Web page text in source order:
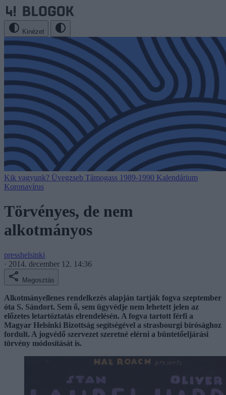
Kinézet
Kik vagyunk? Üvegzseb Támogass 1989-1990 Kalendárium
Koronavírus
Törvényes, de nem
alkotmányos
presshelsinki
· 2014. december 12. 14:36
Megosztás
Alkotmányellenes rendelkezés alapján tartják fogva szeptember
óta S. Sándort. Sem ő, sem ügyvédje nem lehetett jelen az
előzetes letartóztatás elrendelésén. A fogva tartott férfi a
Magyar Helsinki Bizottság segítségével a strasbourgi bírósághoz
fordult. A jogvédő szervezet szeretné elérni a büntetőeljárási
törvény módosítását is.